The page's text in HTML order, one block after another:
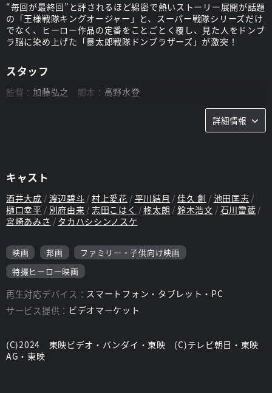
“毎回が最終回”と評されるほど綿密で熱いストーリー展開が話題
の「王様戦隊キングオージャー」と、スーパー戦隊シリーズだけ
でなく、ヒーロー作品の定番をことごとく覆し、見た人をドンブ
ラ脳に染め上げた「暴太郎戦隊ドンブラザーズ」が激突！
スタッフ
監督：加藤弘之 脚本： 高野水登
詳細情報
キャスト
酒井大成 渡辺碧斗 村上愛花 平川結月 佳久 創
池田匡志
樋口幸平
別府由来 志田こはく 柊太朗 鈴木浩文
石川雷蔵
宮崎あみさ
タカハシシンノスケ
映画 邦画
ファミリー・子供向け映画
特撮ヒーロー映画
再生対応デバイス： スマートフォン・タブレット・PC
サービス提供： ビデオマーケット
(C)2024 東映ビデオ・バンダイ・東映 (C)テレビ朝日・東映
AG・東映